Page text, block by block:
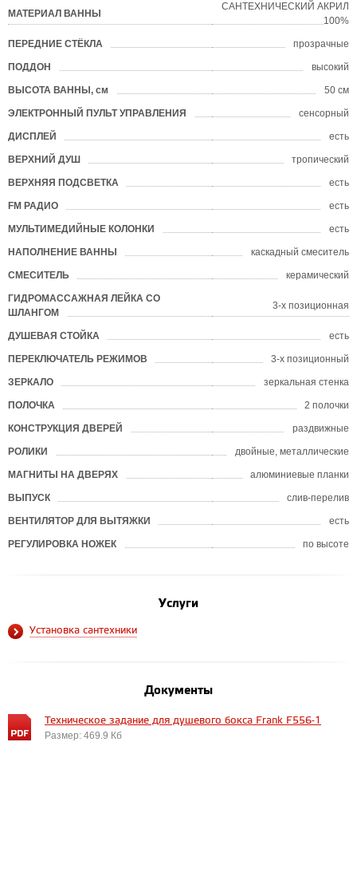
МАТЕРИАЛ ВАННЫ
САНТЕХНИЧЕСКИЙ АКРИЛ
100%
ПЕРЕДНИЕ СТЁКЛА прозрачные
ПОДДОН высокий
ВЫСОТА ВАННЫ, см 50 см
ЭЛЕКТРОННЫЙ ПУЛЬТ УПРАВЛЕНИЯ сенсорный
ДИСПЛЕЙ есть
ВЕРХНИЙ ДУШ тропический
ВЕРХНЯЯ ПОДСВЕТКА есть
FM РАДИО есть
МУЛЬТИМЕДИЙНЫЕ КОЛОНКИ есть
НАПОЛНЕНИЕ ВАННЫ каскадный смеситель
СМЕСИТЕЛЬ керамический
ГИДРОМАССАЖНАЯ ЛЕЙКА СО
ШЛАНГОМ
3-х позиционная
ДУШЕВАЯ СТОЙКА есть
ПЕРЕКЛЮЧАТЕЛЬ РЕЖИМОВ 3-х позиционный
ЗЕРКАЛО зеркальная стенка
ПОЛОЧКА 2 полочки
КОНСТРУКЦИЯ ДВЕРЕЙ раздвижные
РОЛИКИ двойные, металлические
МАГНИТЫ НА ДВЕРЯХ алюминиевые планки
ВЫПУСК слив-перелив
ВЕНТИЛЯТОР ДЛЯ ВЫТЯЖКИ есть
РЕГУЛИРОВКА НОЖЕК по высоте
Услуги
Установка сантехники
Документы
Техническое задание для душевого бокса Frank F556-1
Размер: 469.9 Кб